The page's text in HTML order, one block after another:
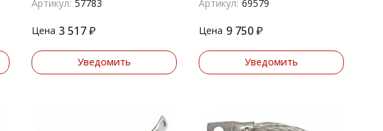
Артикул: 57783
Цена 3 517 ₽
Уведомить
Артикул: 69579
Цена 9 750 ₽
Уведомить